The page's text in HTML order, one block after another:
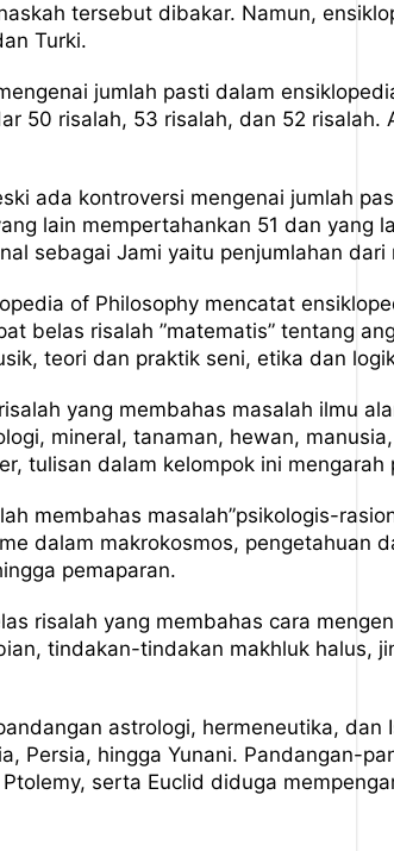
tersebut dibakar. Namun,
Turki.
jumlah pasti dalam
50 risalah, 53 risalah, dan 52 risalah.
ada kontroversi mengenai jumlah
lain mempertahankan 51 dan yang
sebagai Jami yaitu penjumlahan dari
of Philosophy mencatat
belas risalah ”matematis” tentang
teori dan praktik seni, etika dan
yang membahas masalah ilmu
mineral, tanaman, hewan,
tulisan dalam kelompok ini
membahas masalah”psikologis-
dalam makrokosmos, pengetahuan
pemaparan.
risalah yang membahas cara
tindakan-tindakan makhluk halus,
astrologi, hermeneutika, dan
Persia, hingga Yunani. Pandangan-
serta Euclid diduga